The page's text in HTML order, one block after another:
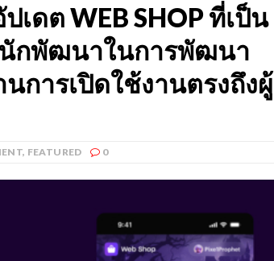
เดต WEB SHOP ที่เป็น
กพัฒนาในการพัฒนา
การเปิดใช้งานตรงถึงผู้
, FEATURED 0